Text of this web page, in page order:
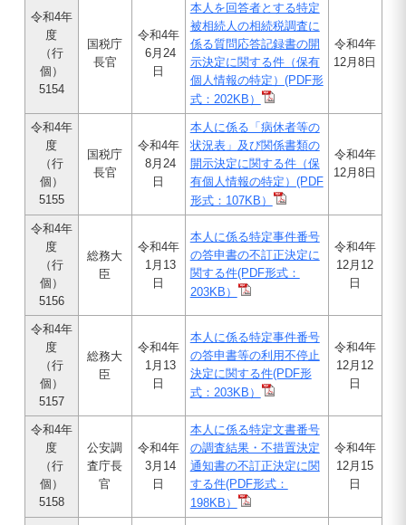
令和4年
度
（行
個）
5154
国税庁
長官
令和4年
6月24
日
本人を回答者とする特定
被相続人の相続税調査に
係る質問応答記録書の開
示決定に関する件（保有
個人情報の特定）(PDF形
式：202KB）
令和4年
12月8日
令和4年
度
（行
個）
5155
国税庁
長官
令和4年
8月24
日
本人に係る「病休者等の
状況表」及び関係書類の
開示決定に関する件（保
有個人情報の特定）(PDF
形式：107KB）
令和4年
12月8日
令和4年
度
（行
個）
5156
総務大
臣
令和4年
1月13
日
本人に係る特定事件番号
の答申書の不訂正決定に
関する件(PDF形式：
203KB）
令和4年
12月12
日
令和4年
度
（行
個）
5157
総務大
臣
令和4年
1月13
日
本人に係る特定事件番号
の答申書等の利用不停止
決定に関する件(PDF形
式：203KB）
令和4年
12月12
日
令和4年
度
（行
個）
5158
公安調
査庁長
官
令和4年
3月14
日
本人に係る特定文書番号
の調査結果・不措置決定
通知書の不訂正決定に関
する件(PDF形式：
198KB）
令和4年
12月15
日